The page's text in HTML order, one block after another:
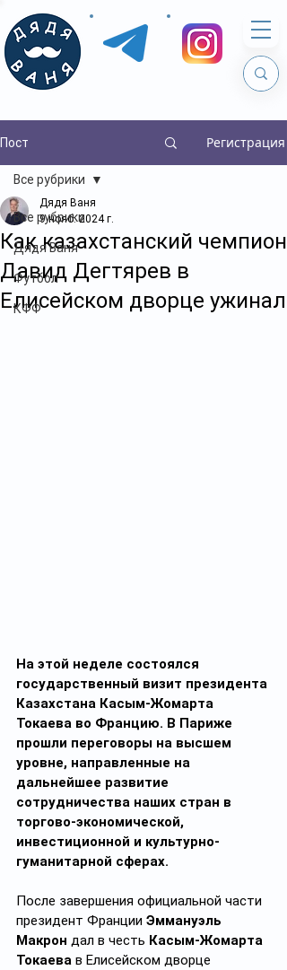
Пост Регистрация
Все рубрики
Дядя Ваня
Футбол
КФФ
Все рубрики
Как казахстанский чемпион
Давид Дегтярев в
Елисейском дворце ужинал
Дядя Ваня
9 нояб. 2024 г.
На этой неделе состоялся
государственный визит президента
Казахстана Касым-Жомарта
Токаева во Францию. В Париже
прошли переговоры на высшем
уровне, направленные на
дальнейшее развитие
сотрудничества наших стран в
торгово-экономической,
инвестиционной и культурно-
гуманитарной сферах.
После завершения официальной части
президент Франции Эммануэль
Макрон дал в честь Касым-Жомарта
Токаева в Елисейском дворце